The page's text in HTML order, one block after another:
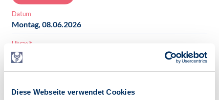
Diese Webseite verwendet Cookies
Datum
Montag, 08.06.2026
Uhrzeit
Beginn: 19:30
Ende: 20:30
Winfried Pollmann